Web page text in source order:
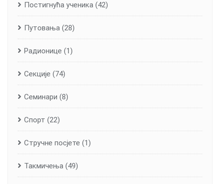
Постигнућа ученика (42)
Путовања (28)
Радионице (1)
Секције (74)
Семинари (8)
Спорт (22)
Стручне посјете (1)
Такмичења (49)